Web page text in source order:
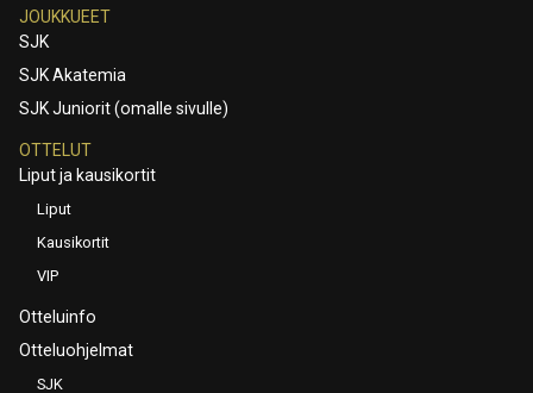
JOUKKUEET
SJK
SJK Akatemia
SJK Juniorit (omalle sivulle)
OTTELUT
Liput ja kausikortit
Liput
Kausikortit
VIP
Otteluinfo
Otteluohjelmat
SJK